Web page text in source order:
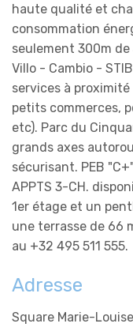
haute qualité et
consommation
seulement 300m
Villo - Cambio -
services à
petits commerces,
etc). Parc du
grands axes
sécurisant. PEB
APPTS 3-CH.
1er étage et un
une terrasse de 66
au +32 495 511 555.
Adresse
Square Marie-